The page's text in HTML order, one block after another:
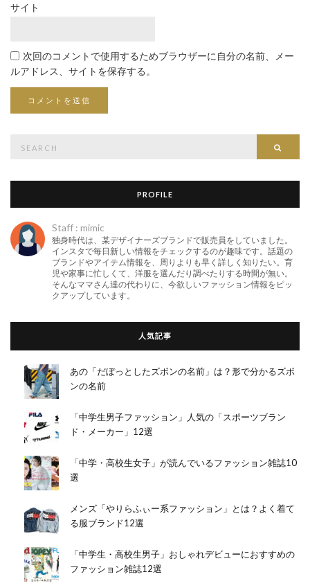
サイト
次回のコメントで使用するためブラウザーに自分の名前、メー
ルアドレス、サイトを保存する。
for:
PROFILE
Staff : mimic
独身時代は、某デザイナーズブランドで販売員をしていました。
インスタで毎日新しい情報をチェックするのが趣味です。話題の
ブランドやアイテム情報を、周りよりも早く詳しく知りたい。育
児や家事に忙しくて、洋服を選んだり調べたりする時間が無い。
そんなママさん達の代わりに、今欲しいファッション情報をピッ
クアップしています。
人気記事
あの「だぼっとしたズボンの名前」は？形で分かるズボ
ンの名前
「中学生男子ファッション」人気の「スポーツブラン
ド・メーカー」12選
「中学・高校生女子」が読んでいるファッション雑誌10
選
メンズ「やりらふぃー系ファッション」とは？よく着て
る服ブランド12選
「中学生・高校生男子」おしゃれデビューにおすすめの
ファッション雑誌12選